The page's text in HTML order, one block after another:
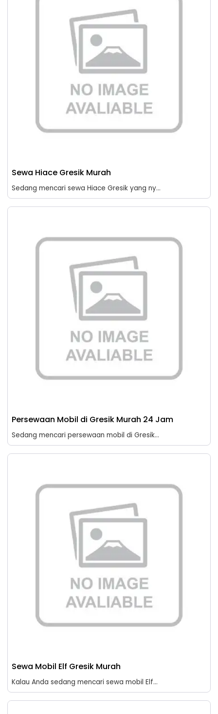
Sewa Hiace Gresik Murah
Sedang mencari sewa Hiace Gresik yang ny...
Persewaan Mobil di Gresik Murah 24 Jam
Sedang mencari persewaan mobil di Gresik...
Sewa Mobil Elf Gresik Murah
Kalau Anda sedang mencari sewa mobil Elf...